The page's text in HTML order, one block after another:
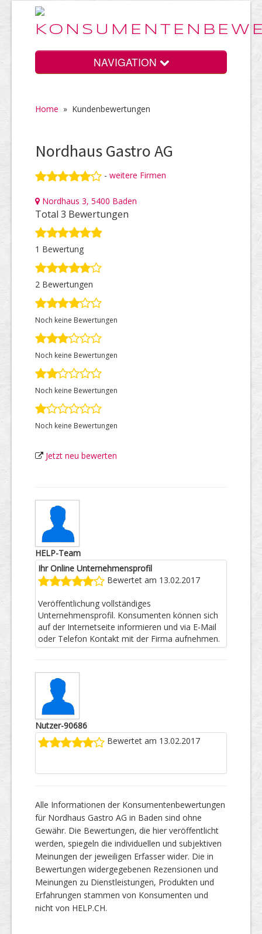
NAVIGATION
Home
Vorteile
Preise
HELP Awards
Top Firmen
Über uns
Home » Kundenbewertungen
Nordhaus Gastro AG
- weitere Firmen
Nordhaus 3, 5400 Baden
Total 3 Bewertungen
1 Bewertung
2 Bewertungen
Noch keine Bewertungen
Noch keine Bewertungen
Noch keine Bewertungen
Noch keine Bewertungen
Jetzt neu bewerten
HELP-Team
Ihr Online Unternehmensprofil
Bewertet am 13.02.2017
Veröffentlichung vollständiges
Unternehmensprofil. Konsumenten können sich
auf der Internetseite informieren und via E-Mail
oder Telefon Kontakt mit der Firma aufnehmen.
Nutzer-90686
Bewertet am 13.02.2017
Alle Informationen der Konsumentenbewertungen
für Nordhaus Gastro AG in Baden sind ohne
Gewähr. Die Bewertungen, die hier veröffentlicht
werden, spiegeln die individuellen und subjektiven
Meinungen der jeweiligen Erfasser wider. Die in
Bewertungen widergegebenen Rezensionen und
Meinungen zu Dienstleistungen, Produkten und
Erfahrungen stammen von Konsumenten und
nicht von HELP.CH.